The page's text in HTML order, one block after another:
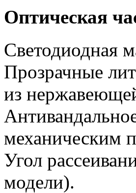
Оптическая
Светодиодная
Прозрачные
из
механическим
Угол
модели).